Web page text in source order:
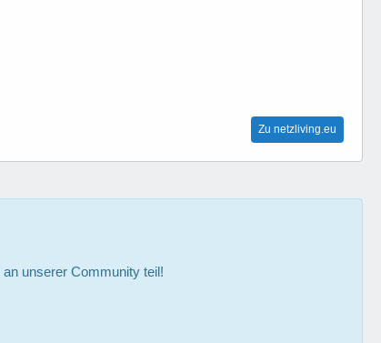
Zu netzliving.eu
unserer Community teil!